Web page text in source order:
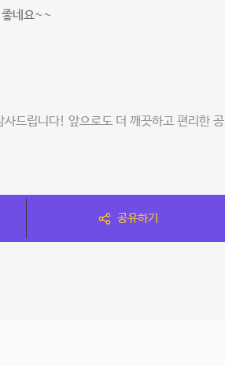
좋네요~~
드립니다! 앞으로도 더 깨끗하고 편리한 공
공유하기